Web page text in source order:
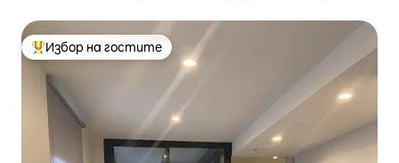
Най-популярен избор на гостите
Избор на гостите